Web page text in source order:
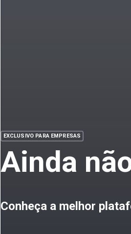
EXCLUSIVO PARA EMPRESAS
Ainda
Conheça a melhor